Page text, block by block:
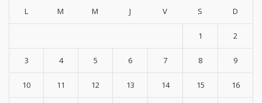
L M M J V S D
1 2
3 4 5 6 7 8 9
10 11 12 13 14 15 16